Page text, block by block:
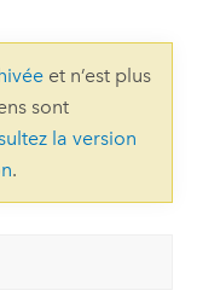
et n’est plus
sont
la version
.